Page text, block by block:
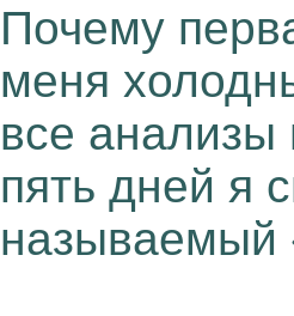
Почему
меня
все анализы
пять дней я
называемый